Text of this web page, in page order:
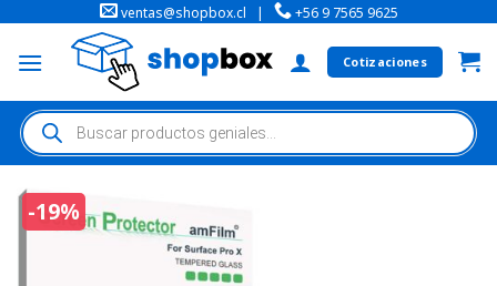
ventas@shopbox.cl | +56 9 7565 9625
Cotizaciones
-19%